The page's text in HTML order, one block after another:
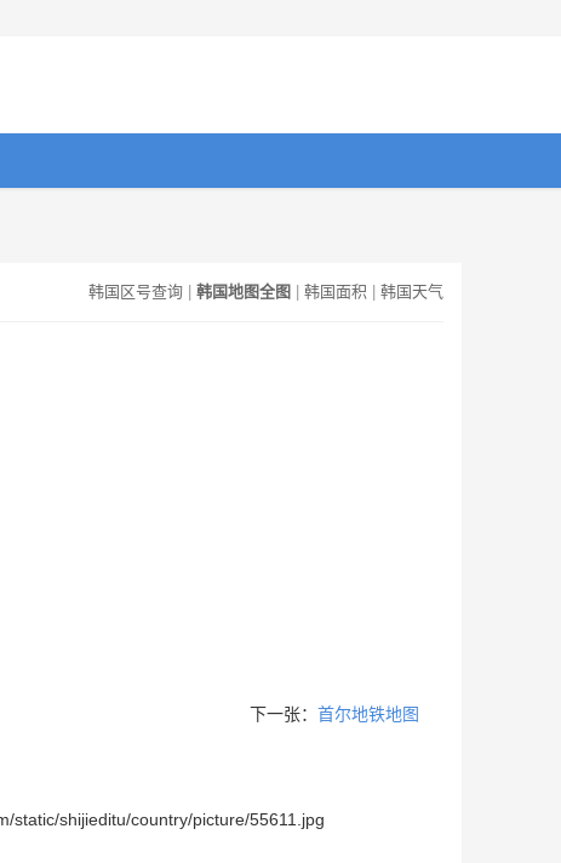
韩国区号查询 韩国地图全图 韩国面积 韩国天气
下一张： 首尔地铁地图
static/shijieditu/country/picture/55611.jpg